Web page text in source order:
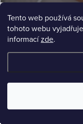
Tento web používá
tohoto webu
informacízde.
Menstruační kalíšek místo
Menstruační kalíšek místo vložek:
a praktické rady.
Jul 15, 2026